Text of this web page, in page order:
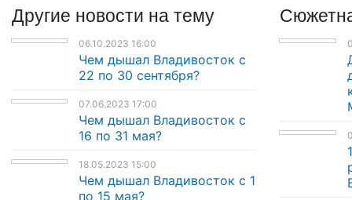
Другие новости на тему
06.10.2023 16:00
Чем дышал Владивосток с
22 по 30 сентября?
07.06.2023 17:00
Чем дышал Владивосток с
16 по 31 мая?
18.05.2023 15:00
Чем дышал Владивосток с 1
по 15 мая?